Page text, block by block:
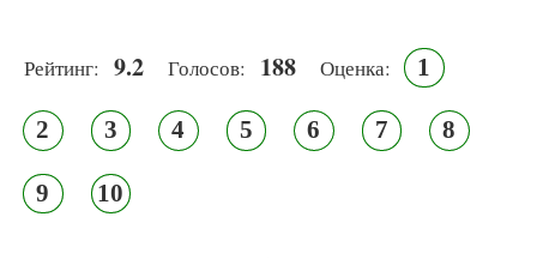
Рейтинг: 9.2 Голосов: 188 Оценка: 1
2 3 4 5 6 7 8
9 10